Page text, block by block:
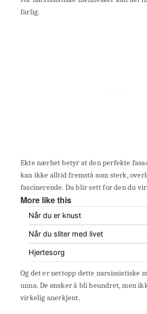
farlig.
Ekte nærhet betyr at den perfekte
kan ikke alltid fremstå som sterk,
fascinerende. Du blir sett for den du
More like this
Når du er knust
Når du sliter med livet
Hjertesorg
Og det er nettopp dette narsissistiske
unna. De ønsker å bli beundret, men
virkelig anerkjent.